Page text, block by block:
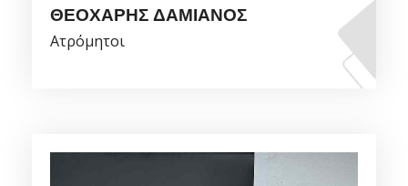
ΘΕΟΧΑΡΗΣ ΔΑΜΙΑΝΟΣ
Ατρόμητοι